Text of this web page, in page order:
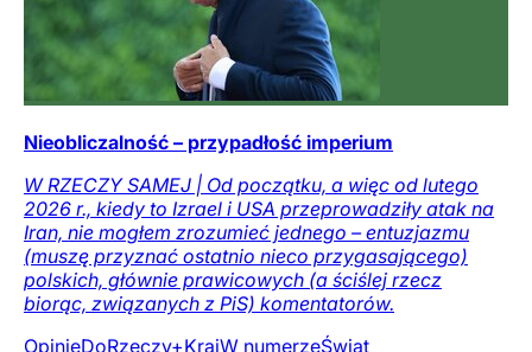
Nieobliczalność – przypadłość imperium
W RZECZY SAMEJ | Od początku, a więc od lutego
2026 r., kiedy to Izrael i USA przeprowadziły atak na
Iran, nie mogłem zrozumieć jednego – entuzjazmu
(muszę przyznać ostatnio nieco przygasającego)
polskich, głównie prawicowych (a ściślej rzecz
biorąc, związanych z PiS) komentatorów.
OpinieDoRzeczy+KrajW numerzeŚwiat